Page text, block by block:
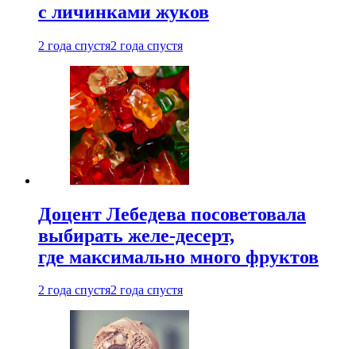
с личинками жуков
2 года спустя2 года спустя
Доцент Лебедева посоветовала
выбирать желе-десерт,
где максимально много фруктов
2 года спустя2 года спустя